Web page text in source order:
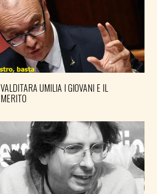
VALDITARA UMILIA I GIOVANI E IL
MERITO